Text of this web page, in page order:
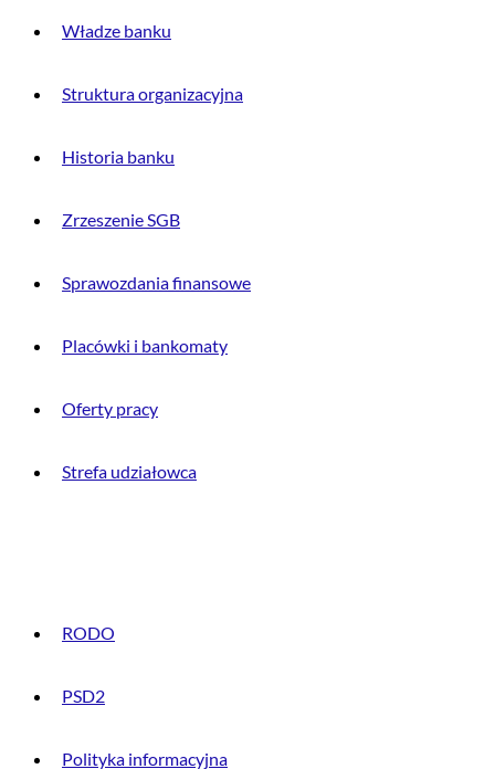
Władze banku
Struktura organizacyjna
Historia banku
Zrzeszenie SGB
Sprawozdania finansowe
Placówki i bankomaty
Oferty pracy
Strefa udziałowca
RODO
PSD2
Polityka informacyjna